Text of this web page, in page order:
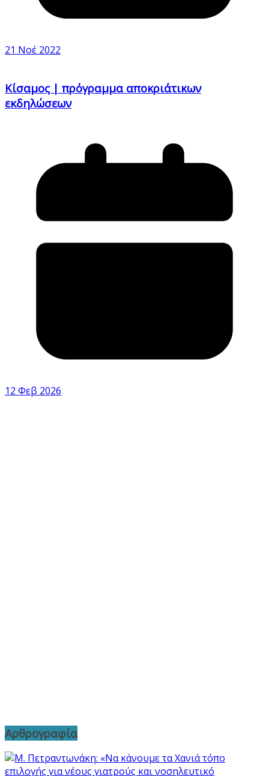
21 Νοέ 2022
Κίσαμος | πρόγραμμα αποκριάτικων
εκδηλώσεων
12 Φεβ 2026
Αρθρογραφία